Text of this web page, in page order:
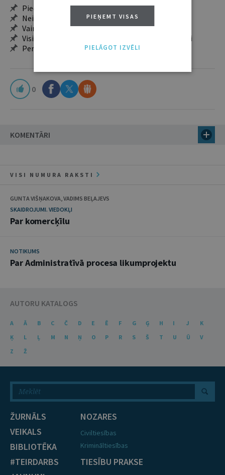
Pieeja jaunākajam izdevumam
Neierobežota pieeja arhīvam – 24 h/7 d.
Vairāk nekā 18 000 rakstu un 2000 autoru
Visi tematiskie numuri un ikgadējie grāmatžurnāli
Personalizētās iespējas – piezīmes, citāti, mapes
0
KOMENTĀRI
VISI NUMURA RAKSTI
GUNTA VIŠŅAKOVA, VADIMS BEĻAJEVS
SKAIDROJUMI. VIEDOKĻI
Par komercķīlu
NOTIKUMS
Par Administratīvā procesa likumprojektu
AUTORU KATALOGS
A Ā B C Č D E Ē F G Ģ H I J
K
Ķ
L Ļ M N Ņ O P R S Š T U Ū
V
Z
Ž
ŽURNĀLS
VEIKALS
BIBLIOTĒKA
#TEIRDARBS
NOZARES
Civiltiesības
Krimināltiesības
TIESĪBU PRAKSE
PIEŅEMT VISAS
PIELĀGOT IZVĒLI